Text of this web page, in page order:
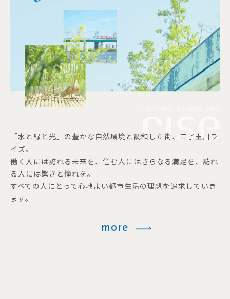
「水と緑と光」の豊かな自然環境と調和した街、二子玉川ラ
イズ。
働く人には誇れる未来を、住む人にはさらなる満足を、訪れ
る人には驚きと憧れを。
すべての人にとって心地よい都市生活の理想を追求していき
ます。
more